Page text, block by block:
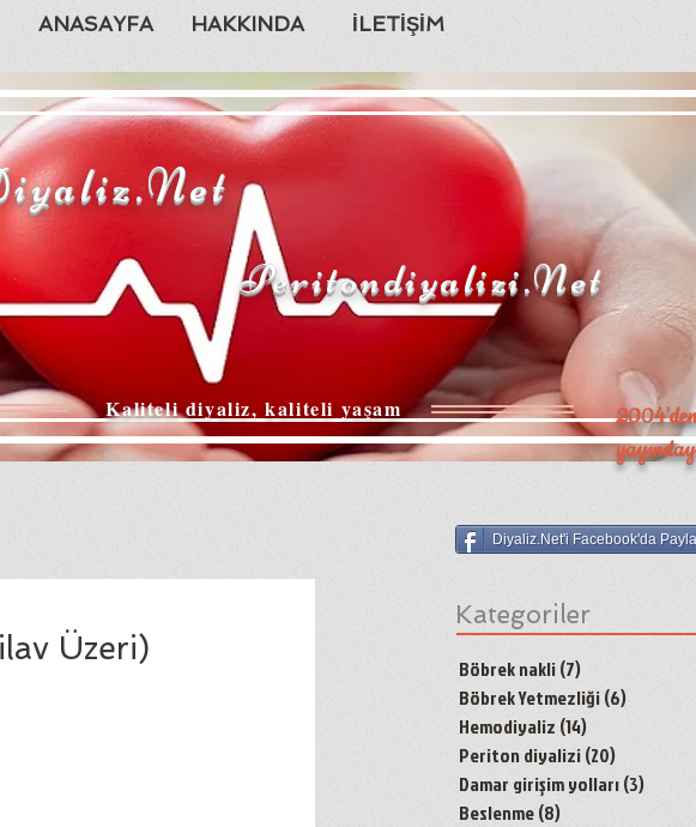
ANASAYFA HAKKINDA İLETİŞİM
Kaliteli diyaliz, kaliteli yaşam
Peritondiyalizi.Net
Diyaliz.Net'i Facebook'da
Üzeri)
Kategoriler
Böbrek nakli(7)
Böbrek Yetmezliği(6)
Hemodiyaliz (14)
Periton diyalizi(20)
Damar girişim yolları(3)
Beslenme(8)